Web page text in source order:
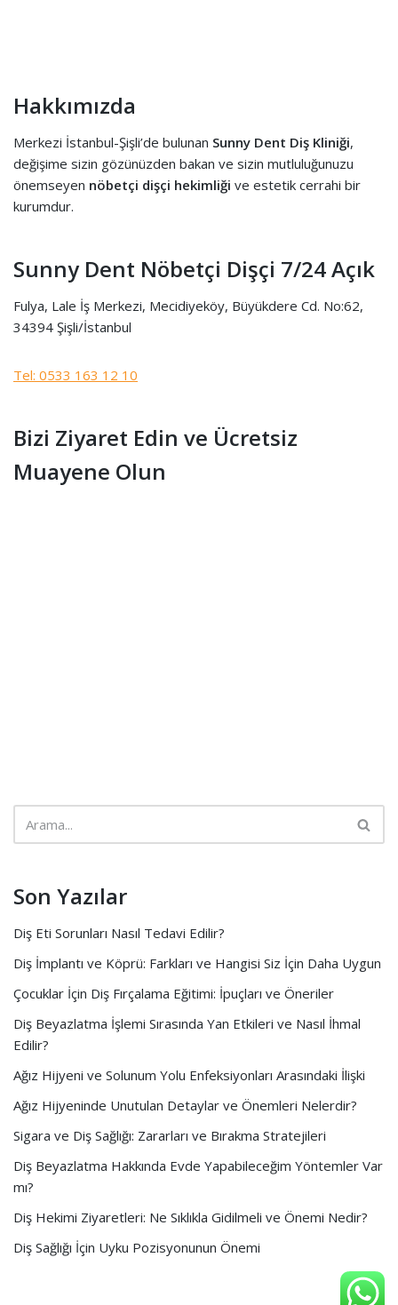
Hakkımızda
Merkezi İstanbul-Şişli’de bulunan Sunny Dent Diş Kliniği,
değişime sizin gözünüzden bakan ve sizin mutluluğunuzu
önemseyen nöbetçi dişçi hekimliği ve estetik cerrahi bir
kurumdur.
Sunny Dent Nöbetçi Dişçi 7/24 Açık
Fulya, Lale İş Merkezi, Mecidiyeköy, Büyükdere Cd. No:62,
34394 Şişli/İstanbul
Tel: 0533 163 12 10
Bizi Ziyaret Edin ve Ücretsiz
Muayene Olun
Son Yazılar
Diş Eti Sorunları Nasıl Tedavi Edilir?
Diş İmplantı ve Köprü: Farkları ve Hangisi Siz İçin Daha Uygun
Çocuklar İçin Diş Fırçalama Eğitimi: İpuçları ve Öneriler
Diş Beyazlatma İşlemi Sırasında Yan Etkileri ve Nasıl İhmal
Edilir?
Ağız Hijyeni ve Solunum Yolu Enfeksiyonları Arasındaki İlişki
Ağız Hijyeninde Unutulan Detaylar ve Önemleri Nelerdir?
Sigara ve Diş Sağlığı: Zararları ve Bırakma Stratejileri
Diş Beyazlatma Hakkında Evde Yapabileceğim Yöntemler Var
mı?
Diş Hekimi Ziyaretleri: Ne Sıklıkla Gidilmeli ve Önemi Nedir?
Diş Sağlığı İçin Uyku Pozisyonunun Önemi